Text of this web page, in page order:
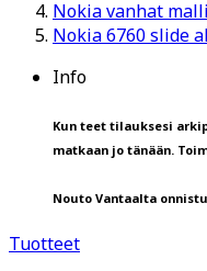
Nokia vanhat
Nokia 6760 slide
Info
Kun teet tilauksesi
matkaan jo tänään.
Nouto Vantaalta
Tuotteet